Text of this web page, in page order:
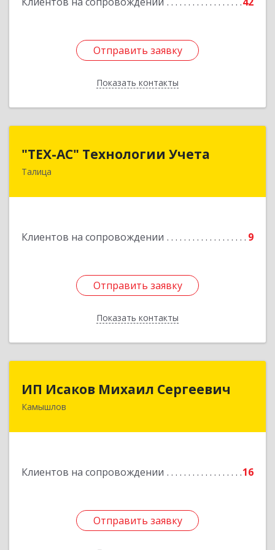
Отправить заявку
Показать контакты
Отправить заявку
Назад
"ТЕХ-АС" Технологии Учета
Талица
Клиентов на сопровождении 9
Отправить заявку
Показать контакты
Отправить заявку
Назад
ИП Исаков Михаил Сергеевич
Камышлов
Клиентов на сопровождении 16
Отправить заявку
624860, Свердловская обл, Камышлов г, Ленина
Отправить заявку